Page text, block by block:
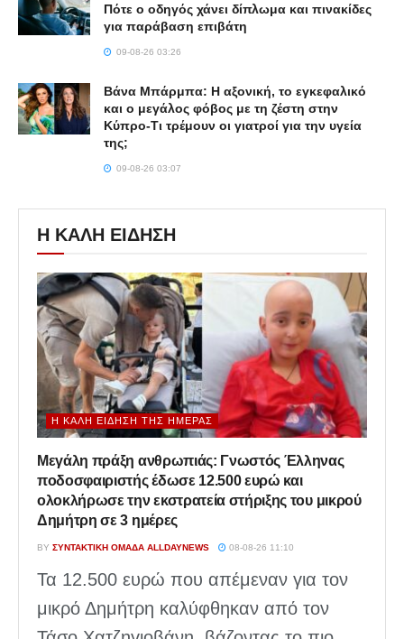
Πότε ο οδηγός χάνει δίπλωμα και πινακίδες
για παράβαση επιβάτη
09-08-26 03:26
Βάνα Μπάρμπα: Η αξονική, το εγκεφαλικό
και ο μεγάλος φόβος με τη ζέστη στην
Κύπρο-Τι τρέμουν οι γιατροί για την υγεία
της;
09-08-26 03:07
Η ΚΑΛΗ ΕΙΔΗΣΗ
Η ΚΑΛΉ ΕΊΔΗΣΗ ΤΗΣ ΗΜΈΡΑΣ
Μεγάλη πράξη ανθρωπιάς: Γνωστός Έλληνας
ποδοσφαιριστής έδωσε 12.500 ευρώ και
ολοκλήρωσε την εκστρατεία στήριξης του μικρού
Δημήτρη σε 3 ημέρες
BY ΣΥΝΤΑΚΤΙΚΉ ΟΜΆΔΑ ALLDAYNEWS 08-08-26 11:10
Τα 12.500 ευρώ που απέμεναν για τον
μικρό Δημήτρη καλύφθηκαν από τον